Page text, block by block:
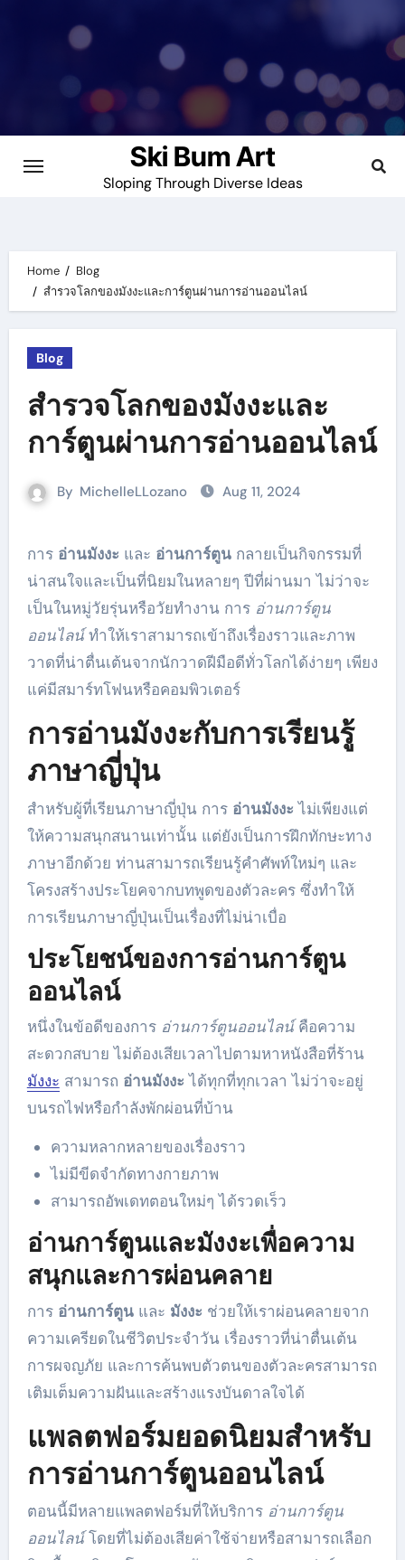
Ski Bum Art
Sloping Through Diverse Ideas
Home
Blog
สำรวจโลกของมังงะและการ์ตูนผ่านการอ่านออนไลน์
Blog
สำรวจโลกของมังงะและ
การ์ตูนผ่านการอ่านออนไลน์
By MichelleLLozano Aug 11, 2024
การ อ่านมังงะ และ อ่านการ์ตูนกลายเป็นกิจกรรมที่
น่าสนใจและเป็นที่นิยมในหลายๆ ปีที่ผ่านมา ไม่ว่าจะ
เป็นในหมู่วัยรุ่นหรือวัยทำงาน การ อ่านการ์ตูน
ออนไลน์ทำให้เราสามารถเข้าถึงเรื่องราวและภาพ
วาดที่น่าตื่นเต้นจากนักวาดฝีมือดีทั่วโลกได้ง่ายๆ เพียง
แค่มีสมาร์ทโฟนหรือคอมพิวเตอร์
การอ่านมังงะกับการเรียนรู้
ภาษาญี่ปุ่น
สำหรับผู้ที่เรียนภาษาญี่ปุ่น การ อ่านมังงะ ไม่เพียงแต่
ให้ความสนุกสนานเท่านั้น แต่ยังเป็นการฝึกทักษะทาง
ภาษาอีกด้วย ท่านสามารถเรียนรู้คำศัพท์ใหม่ๆ และ
โครงสร้างประโยคจากบทพูดของตัวละคร ซึ่งทำให้
การเรียนภาษาญี่ปุ่นเป็นเรื่องที่ไม่น่าเบื่อ
ประโยชน์ของการอ่านการ์ตูน
ออนไลน์
หนึ่งในข้อดีของการ อ่านการ์ตูนออนไลน์คือความ
สะดวกสบาย ไม่ต้องเสียเวลาไปตามหาหนังสือที่ร้าน
มังงะ สามารถ อ่านมังงะ ได้ทุกที่ทุกเวลา ไม่ว่าจะอยู่
บนรถไฟหรือกำลังพักผ่อนที่บ้าน
ความหลากหลายของเรื่องราว
ไม่มีขีดจำกัดทางกายภาพ
สามารถอัพเดทตอนใหม่ๆ ได้รวดเร็ว
อ่านการ์ตูนและมังงะเพื่อความ
สนุกและการผ่อนคลาย
การ อ่านการ์ตูนและ มังงะ ช่วยให้เราผ่อนคลายจาก
ความเครียดในชีวิตประจำวัน เรื่องราวที่น่าตื่นเต้น
การผจญภัย และการค้นพบตัวตนของตัวละครสามารถ
เติมเต็มความฝันและสร้างแรงบันดาลใจได้
แพลตฟอร์มยอดนิยมสำหรับ
การอ่านการ์ตูนออนไลน์
ตอนนี้มีหลายแพลตฟอร์มที่ให้บริการ อ่านการ์ตูน
ออนไลน์โดยที่ไม่ต้องเสียค่าใช้จ่ายหรือสามารถเลือก